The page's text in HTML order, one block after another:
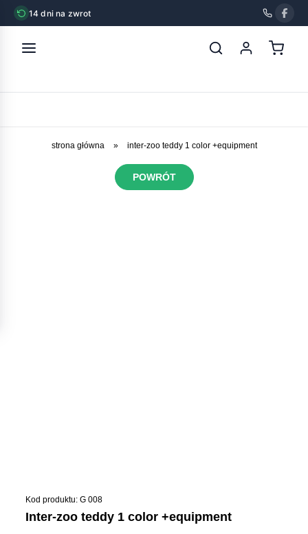
14 dni na zwrot
strona główna » inter-zoo teddy 1 color +equipment
POWRÓT
Kod produktu: G 008
inter-zoo teddy 1 color +equipment